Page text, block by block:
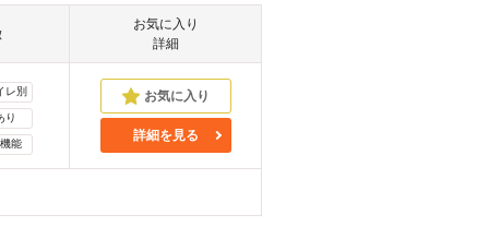
お気に入り
詳細
レ別
り
能
詳細を見る